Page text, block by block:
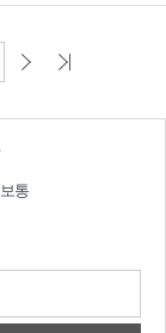
보통